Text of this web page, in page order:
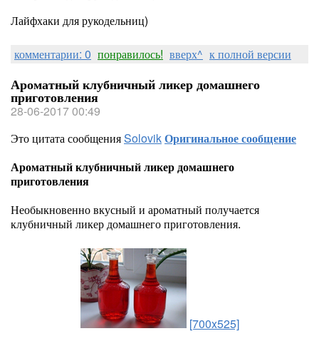
Лайфхаки для рукодельниц)
комментарии: 0 понравилось! вверх^ к полной версии
Ароматный клубничный ликер домашнего
приготовления
28-06-2017 00:49
Это цитата сообщенияSolovikОригинальное сообщение
Ароматный клубничный ликер домашнего
приготовления
Необыкновенно вкусный и ароматный получается
клубничный ликер домашнего приготовления.
[700x525]